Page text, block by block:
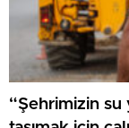
“Şehrimizin